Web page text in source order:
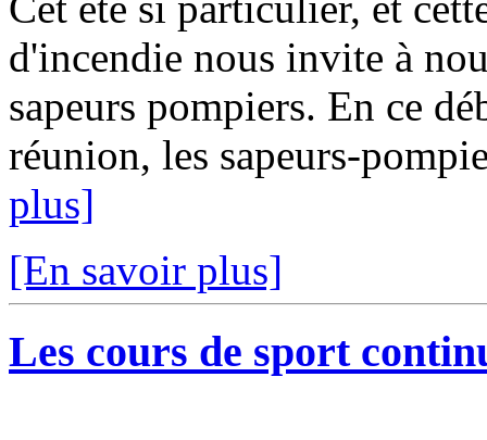
d'incendie nous invite à
sapeurs pompiers. En ce
réunion, les sapeurs-
plus]
[En savoir plus]
Les cours de sport